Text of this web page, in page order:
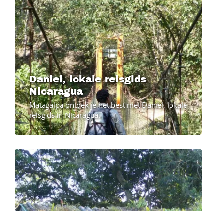
Daniel, lokale reisgids
Nicaragua
Matagalpa ontdek je het best met Daniel, lokale
reisgids in Nicaragua.
Image